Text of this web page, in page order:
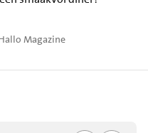
Magazine